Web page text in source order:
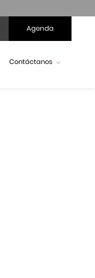
Agenda
Contáctanos